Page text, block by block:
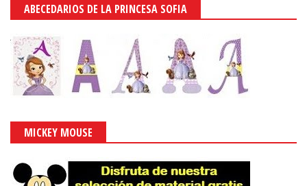
ABECEDARIOS DE LA PRINCESA SOFIA
MICKEY MOUSE